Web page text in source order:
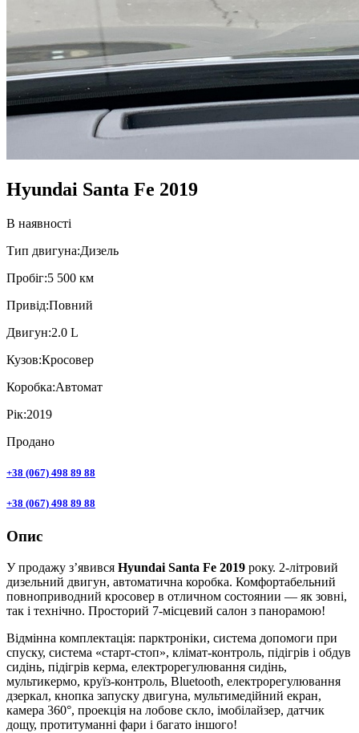
Hyundai Santa Fe 2019
В наявності
Тип двигуна:Дизель
Пробiг:5 500 км
Привiд:Повний
Двигун:2.0 L
Кузов:Кросовер
Коробка:Автомат
Рік:2019
Продано
+38 (067) 498 89 88
+38 (067) 498 89 88
Опис
У продажу з’явився Hyundai Santa Fe 2019 року. 2-літровий
дизельний двигун, автоматична коробка. Комфортабельний
повноприводний кросовер в отличном состоянии — як зовні,
так і технічно. Просторий 7-місцевий салон з панорамою!
Відмінна комплектація: парктроніки, система допомоги при
спуску, система «старт-стоп», клімат-контроль, підігрів і обдув
сидінь, підігрів керма, електрорегулювання сидінь,
мультикермо, круїз-контроль, Bluetooth, електрорегулювання
дзеркал, кнопка запуску двигуна, мультимедійний екран,
камера 360°, проекція на лобове скло, імобілайзер, датчик
дощу, протитуманні фари і багато іншого!